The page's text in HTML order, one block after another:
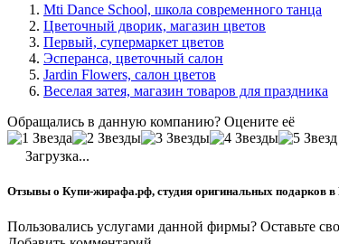
Mti Dance School, школа современного танца
Цветочный дворик, магазин цветов
Первый, супермаркет цветов
Эсперанса, цветочный салон
Jardin Flowers, салон цветов
Веселая затея, магазин товаров для праздника
Обращались в данную компанию? Оцените её
Загрузка...
Отзывы о Купи-жирафа.рф, студия оригинальных подарков
Пользовались услугами данной фирмы? Оставьте